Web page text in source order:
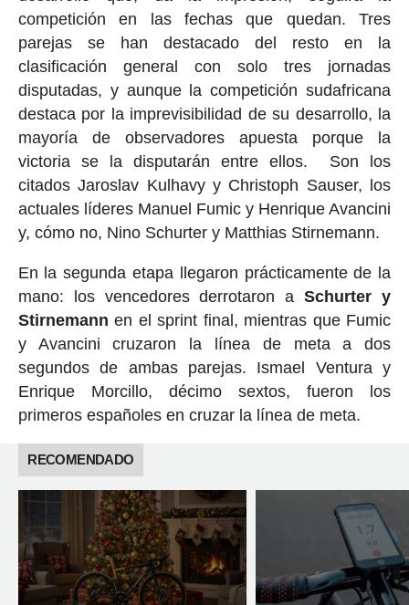
competición en las fechas que quedan. Tres
parejas se han destacado del resto en la
clasificación general con solo tres jornadas
disputadas, y aunque la competición sudafricana
destaca por la imprevisibilidad de su desarrollo, la
mayoría de observadores apuesta porque la
victoria se la disputarán entre ellos. Son los
citados Jaroslav Kulhavy y Christoph Sauser, los
actuales líderes Manuel Fumic y Henrique Avancini
y, cómo no, Nino Schurter y Matthias Stirnemann.
En la segunda etapa llegaron prácticamente de la
mano: los vencedores derrotaron aSchurter y
Stirnemann en el sprint final, mientras que Fumic
y Avancini cruzaron la línea de meta a dos
segundos de ambas parejas. Ismael Ventura y
Enrique Morcillo, décimo sextos, fueron los
primeros españoles en cruzar la línea de meta.
RECOMENDADO